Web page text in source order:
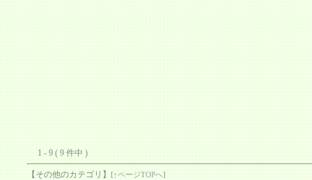
1 - 9 ( 9 件中 )
【その他のカテゴリ】[↑ページTOPへ]